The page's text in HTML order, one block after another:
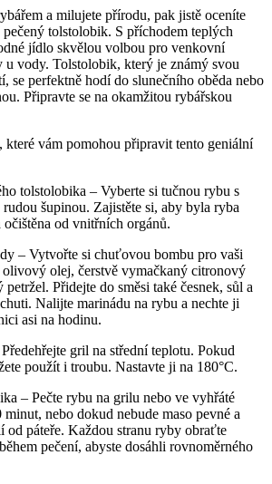
a milujete přírodu, pak jistě oceníte
pečený tolstolobik. S příchodem teplých
jídlo skvělou volbou pro venkovní
vody. Tolstolobik, který je známý svou
se perfektně hodí do slunečního oběda nebo
Připravte se na okamžitou rybářskou
vám pomohou připravit tento geniální
tolstolobika – Vyberte si tučnou rybu s
rudou šupinou. Zajistěte si, aby byla ryba
očištěna od vnitřních orgánů.
– Vytvořte si chuťovou bombu pro vaši
olej, čerstvě vymačkaný citronový
petržel. Přidejte do směsi také česnek, sůl a
Nalijte marinádu na rybu a nechte ji
asi na hodinu.
gril na střední teplotu. Pokud
použít i troubu. Nastavte ji na 180°C.
– Pečte rybu na grilu nebo ve vyhřáté
minut, nebo dokud nebude maso pevné a
od páteře. Každou stranu ryby obraťte
pečení, abyste dosáhli rovnoměrného